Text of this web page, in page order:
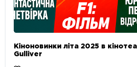
Кіноновинки літа 2025 в
Gulliver